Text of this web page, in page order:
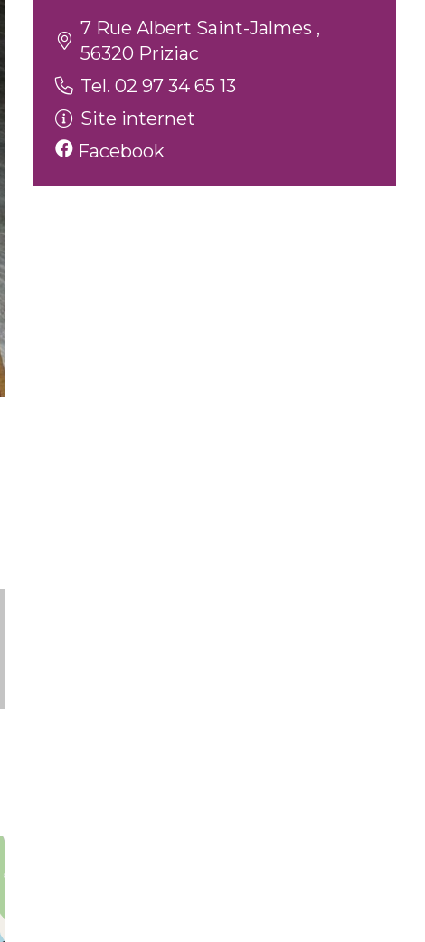
7 Rue Albert Saint-Jalmes ,
56320 Priziac
Tel. 02 97 34 65 13
Site internet
Facebook